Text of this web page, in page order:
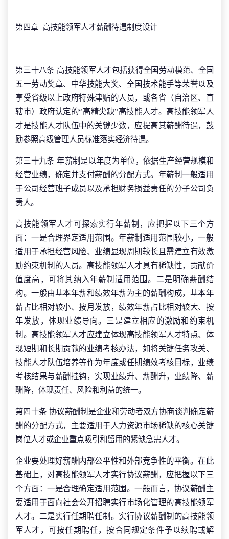
第四章 高技能领军人才薪酬待遇制度设计
第三十八条 高技能领军人才包括获得全国劳动模范、全国
五一劳动奖章、中华技能大奖、全国技术能手等荣誉以及
享受省级以上政府特殊津贴的人员，或各省（自治区、直
辖市）政府认定的“高精尖缺”高技能人才。高技能领军人
才是技能人才队伍中的关键少数，应提高其薪酬待遇，鼓
励参照高级管理人员标准落实经济待遇。
第三十九条 年薪制是以年度为单位，依据生产经营规模和
经营业绩，确定并支付薪酬的分配方式。年薪制一般适用
于公司经营班子成员以及承担财务损益责任的分子公司负
责人。
高技能领军人才可探索实行年薪制，应把握以下三个方
面：一是合理界定适用范围。年薪制适用范围较小，一般
适用于承担经营风险、业绩显现周期较长且需建立有效激
励约束机制的人员。高技能领军人才具有稀缺性，贡献价
值度高，可将其纳入年薪制适用范围。二是明确薪酬结
构。一般由基本年薪和绩效年薪为主的薪酬构成，基本年
薪占比相对较小、按月发放，绩效年薪占比相对较大、按
年发放，体现业绩导向。三是建立相应的激励和约束机
制。高技能领军人才应建立体现高技能领军人才特点、体
现短期和长期贡献的业绩考核办法，如将关键任务攻关、
技能人才队伍培养等作为年度或任期绩效考核目标，业绩
考核结果与薪酬挂钩，实现业绩升、薪酬升，业绩降、薪
酬降，体现责任、风险和利益的统一。
第四十条 协议薪酬制是企业和劳动者双方协商谈判确定薪
酬的分配方式，主要适用于人力资源市场稀缺的核心关键
岗位人才或企业重点吸引和留用的紧缺急需人才。
企业要处理好薪酬内部公平性和外部竞争性的平衡。在此
基础上，对高技能领军人才实行协议薪酬，应把握以下三
个方面：一是合理确定适用范围。一般而言，协议薪酬主
要适用于面向社会公开招聘实行市场化管理的高技能领军
人才。二是实行任期聘任制。实行协议薪酬制的高技能领
军人才，可按任期聘任，按合同规定条件予以续聘或解